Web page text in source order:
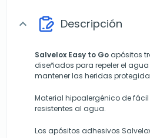
expand_more Descripción
Salvelox Easy to Go apósitos
diseñados para repeler el
mantener las heridas
Material hipoalergénico de
resistentes al agua.
Los apósitos adhesivos